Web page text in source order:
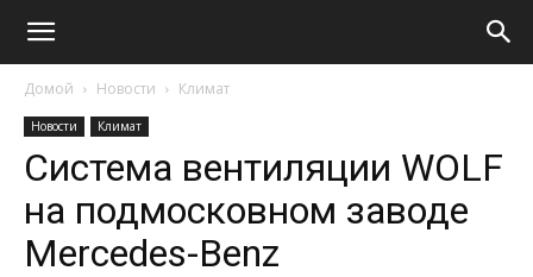
Домой Новости Климат
Новости Климат
Система вентиляции WOLF
на подмосковном заводе
Mercedes-Benz